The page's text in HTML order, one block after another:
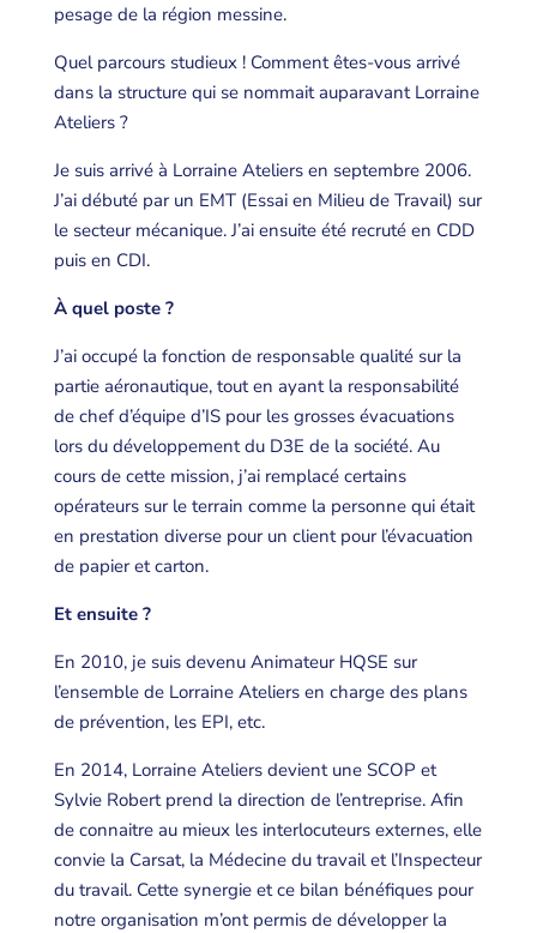
pesage de la région messine.
Quel parcours studieux ! Comment êtes-vous arrivé
dans la structure qui se nommait auparavant Lorraine
Ateliers ?
Je suis arrivé à Lorraine Ateliers en septembre 2006.
J’ai débuté par un EMT (Essai en Milieu de Travail) sur
le secteur mécanique. J’ai ensuite été recruté en CDD
puis en CDI.
À quel poste ?
J’ai occupé la fonction de responsable qualité sur la
partie aéronautique, tout en ayant la responsabilité
de chef d’équipe d’IS pour les grosses évacuations
lors du développement du D3E de la société. Au
cours de cette mission, j’ai remplacé certains
opérateurs sur le terrain comme la personne qui était
en prestation diverse pour un client pour l’évacuation
de papier et carton.
Et ensuite ?
En 2010, je suis devenu Animateur HQSE sur
l’ensemble de Lorraine Ateliers en charge des plans
de prévention, les EPI, etc.
En 2014, Lorraine Ateliers devient une SCOP et
Sylvie Robert prend la direction de l’entreprise. Afin
de connaitre au mieux les interlocuteurs externes, elle
convie la Carsat, la Médecine du travail et l’Inspecteur
du travail. Cette synergie et ce bilan bénéfiques pour
notre organisation m’ont permis de développer la